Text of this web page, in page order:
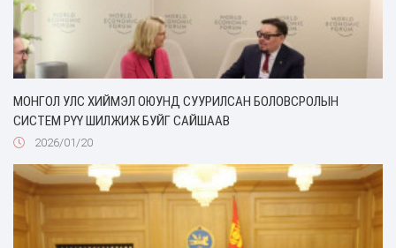
МОНГОЛ УЛС ХИЙМЭЛ ОЮУНД СУУРИЛСАН БОЛОВСРОЛЫН
СИСТЕМ РҮҮ ШИЛЖИЖ БУЙГ САЙШААВ
2026/01/20